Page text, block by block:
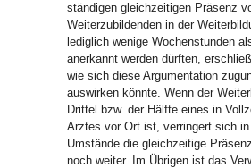
ständigen gleichzeitigen Präsenz
Weiterzubildenden in der
lediglich wenige Wochenstunden
anerkannt werden dürften,
wie sich diese Argumentation
auswirken könnte. Wenn der
Drittel bzw. der Hälfte eines in
Arztes vor Ort ist, verringert sich
Umstände die gleichzeitige
noch weiter. Im Übrigen ist das